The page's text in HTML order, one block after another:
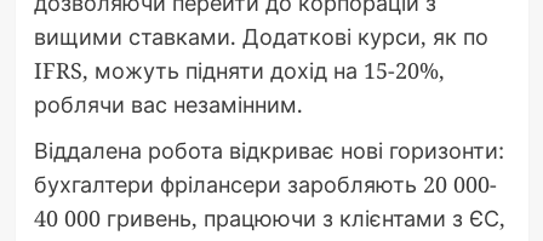
вищими ставками. Додаткові курси, як по
IFRS, можуть підняти дохід на 15-20%,
роблячи вас незамінним.
Віддалена робота відкриває нові горизонти:
бухгалтери фрілансери заробляють 20 000-
40 000 гривень, працюючи з клієнтами з ЄС,